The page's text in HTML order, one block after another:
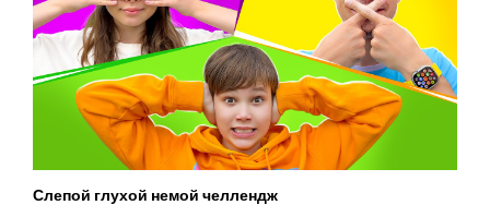
Слепой глухой немой челлендж